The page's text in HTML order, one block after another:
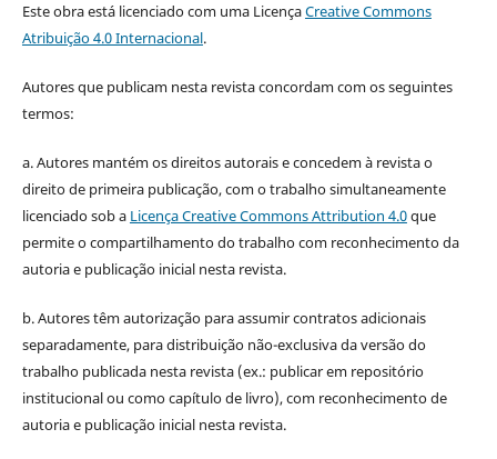
Este obra está licenciado com uma LicençaCreative Commons
Atribuição 4.0 Internacional.
Autores que publicam nesta revista concordam com os seguintes
termos:
a. Autores mantém os direitos autorais e concedem à revista o
direito de primeira publicação, com o trabalho simultaneamente
licenciado sob a Licença Creative Commons Attribution 4.0que
permite o compartilhamento do trabalho com reconhecimento da
autoria e publicação inicial nesta revista.
b. Autores têm autorização para assumir contratos adicionais
separadamente, para distribuição não-exclusiva da versão do
trabalho publicada nesta revista (ex.: publicar em repositório
institucional ou como capítulo de livro), com reconhecimento de
autoria e publicação inicial nesta revista.